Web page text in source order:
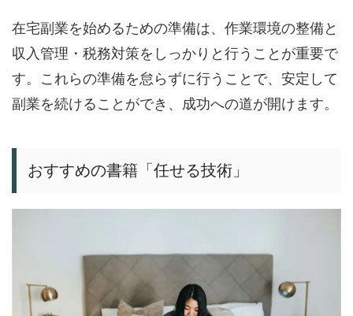
在宅副業を始めるための準備は、作業環境の整備と
収入管理・税務対策をしっかりと行うことが重要で
す。これらの準備を怠らずに行うことで、安定して
副業を続けることができ、成功への道が開けます。
おすすめの書籍「任せる技術」